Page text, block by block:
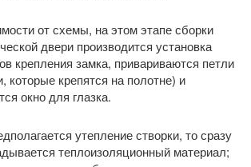
от схемы, на этом этапе сборки
двери производится установка
крепления замка, привариваются петли
которые крепятся на полотне) и
окно для глазка.
утепление створки, то сразу
теплоизоляционный материал;